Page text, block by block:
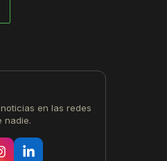
en las redes
nadie.